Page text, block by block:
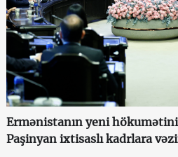
Ermənistanın yeni
Paşinyan ixtisaslı kadrlara